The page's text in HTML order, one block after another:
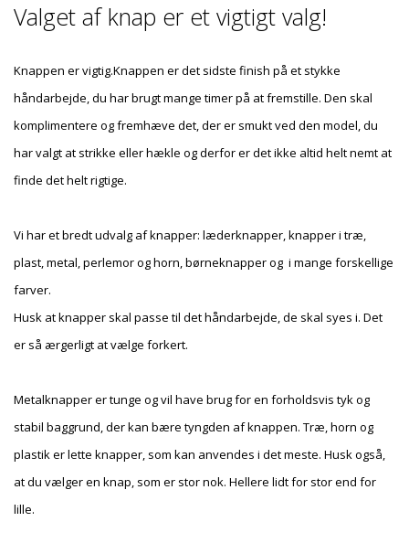
Valget af knap er et vigtigt valg!
Knappen er vigtig.Knappen er det sidste finish på et stykke
håndarbejde, du har brugt mange timer på at fremstille. Den skal
komplimentere og fremhæve det, der er smukt ved den model, du
har valgt at strikke eller hækle og derfor er det ikke altid helt nemt at
finde det helt rigtige.
Vi har et bredt udvalg af knapper: læderknapper, knapper i træ,
plast, metal, perlemor og horn, børneknapper og i mange forskellige
farver.
Husk at knapper skal passe til det håndarbejde, de skal syes i. Det
er så ærgerligt at vælge forkert.
Metalknapper er tunge og vil have brug for en forholdsvis tyk og
stabil baggrund, der kan bære tyngden af knappen. Træ, horn og
plastik er lette knapper, som kan anvendes i det meste. Husk også,
at du vælger en knap, som er stor nok. Hellere lidt for stor end for
lille.